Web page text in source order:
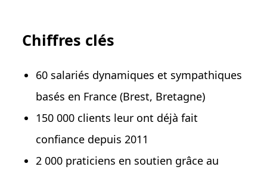
Chiffres clés
60 salariés dynamiques et sympathiques
basés en France (Brest, Bretagne)
150 000 clients leur ont déjà fait
confiance depuis 2011
2 000 praticiens en soutien grâce au